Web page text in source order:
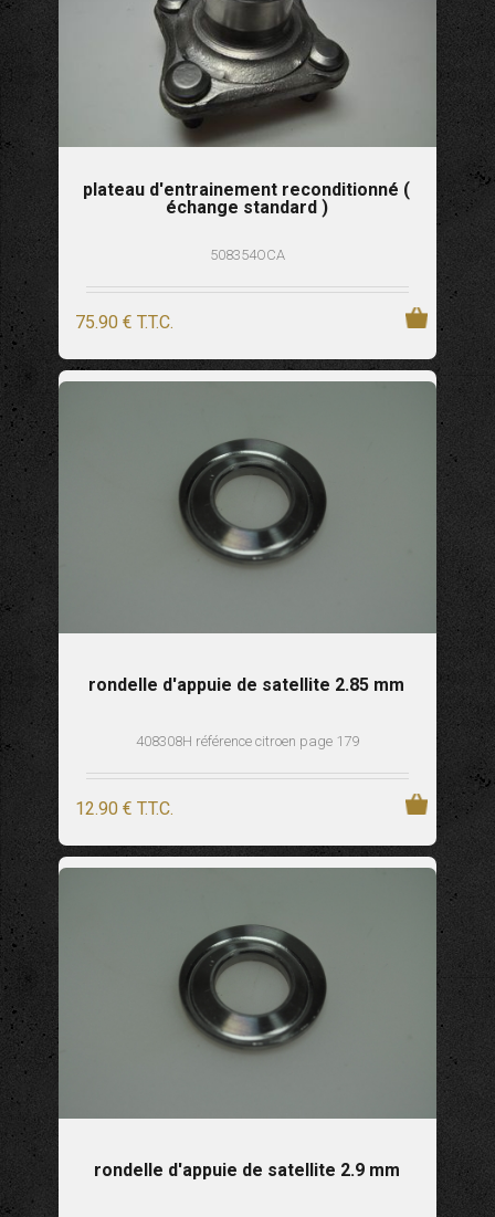
plateau d'entrainement reconditionné (
échange standard )
508354OCA
75.90 € T.T.C.
rondelle d'appuie de satellite 2.85 mm
408308H référence citroen page 179
12.90 € T.T.C.
rondelle d'appuie de satellite 2.9 mm